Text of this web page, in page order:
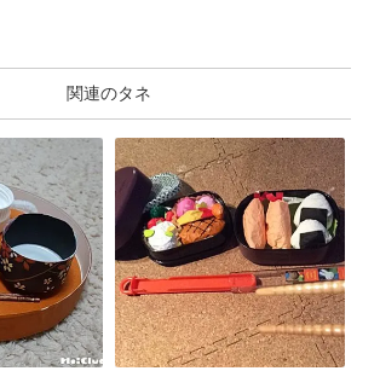
関連のタネ